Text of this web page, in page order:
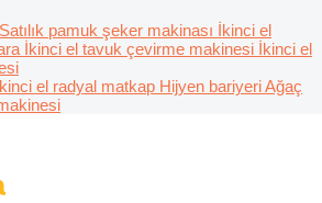
Satılık pamuk şeker makinası İkinci el
İkinci el tavuk çevirme makinesi İkinci el
el radyal matkap Hijyen bariyeriAğaç